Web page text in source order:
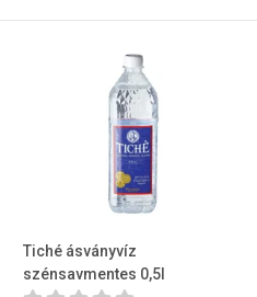
Tiché ásványvíz
szénsavmentes 0,5l